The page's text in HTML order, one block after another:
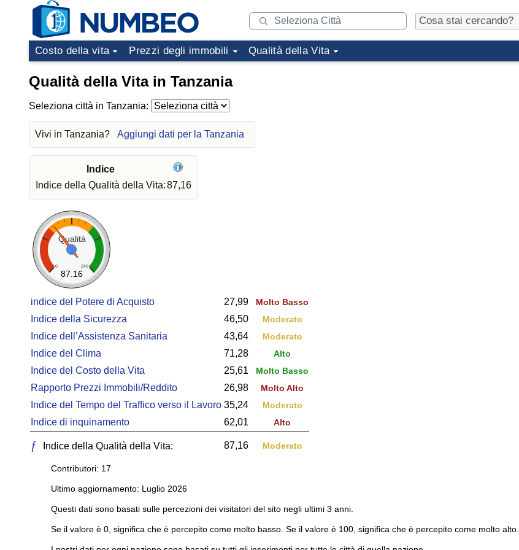
Costo della vita Prezzi degli immobili Qualità della Vita
Qualità della Vita in Tanzania
Seleziona città in Tanzania:
Vivi in Tanzania? Aggiungi dati per la Tanzania
Indice
Indice della Qualità della Vita:87,16
Qualità
0 240
87.16
indice del Potere di Acquisto 27,99 Molto Basso
Indice della Sicurezza 46,50 Moderato
Indice dell’Assistenza Sanitaria 43,64 Moderato
Indice del Clima 71,28 Alto
Indice del Costo della Vita 25,61 Molto Basso
Rapporto Prezzi Immobili/Reddito 26,98 Molto Alto
Indice del Tempo del Traffico verso il Lavoro 35,24 Moderato
Indice di inquinamento 62,01 Alto
ƒ Indice della Qualità della Vita: 87,16 Moderato
Contributori: 17
Ultimo aggiornamento: Luglio 2026
Questi dati sono basati sulle percezioni dei visitatori del sito negli ultimi 3 anni.
Se il valore è 0, significa che è percepito come molto basso. Se il valore è 100, significa che è percepito come molto alto.